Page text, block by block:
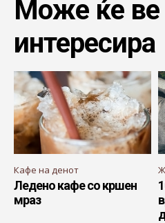
Може ќе ве
интересира
Кафе на денот
Ледено кафе со кршен
мраз